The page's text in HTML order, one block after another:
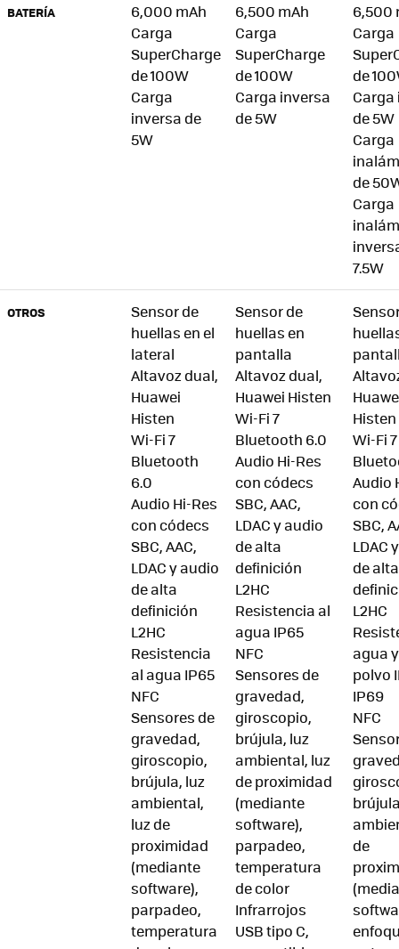
BATERÍA
6,000 mAh
Carga
SuperCharge
de 100W
Carga
inversa de
5W
6,500 mAh
Carga
SuperCharge
de 100W
Carga inversa
de 5W
6,500
Carga
de
de 5W
Carga
de
Carga
7.5W
OTROS
Sensor de
huellas en el
lateral
Altavoz dual,
Huawei
Histen
Wi-Fi 7
Bluetooth
6.0
Audio Hi-Res
con códecs
SBC, AAC,
LDAC y audio
de alta
definición
L2HC
Resistencia
al agua IP65
NFC
Sensores de
gravedad,
giroscopio,
brújula, luz
ambiental,
luz de
proximidad
(mediante
software),
parpadeo,
temperatura
Sensor de
huellas en
pantalla
Altavoz dual,
Huawei Histen
Wi-Fi 7
Bluetooth 6.0
Audio Hi-Res
con códecs
SBC, AAC,
LDAC y audio
de alta
definición
L2HC
Resistencia al
agua IP65
NFC
Sensores de
gravedad,
giroscopio,
brújula, luz
ambiental, luz
de proximidad
(mediante
software),
parpadeo,
temperatura
de color
Infrarrojos
USB tipo C,
Histen
Wi-Fi 7
Audio
con
SBC,
LDAC
de alta
L2HC
agua
polvo
IP69
NFC
de